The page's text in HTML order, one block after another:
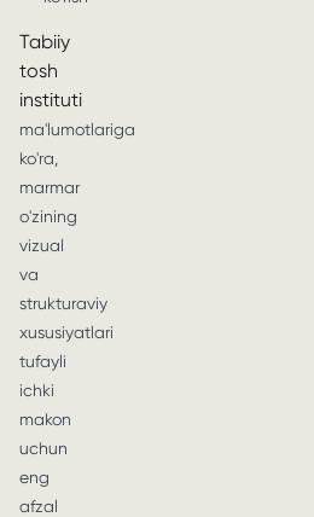
Tabiiy
tosh
instituti
ma'lumotlariga
ko'ra,
marmar
o'zining
vizual
va
strukturaviy
xususiyatlari
tufayli
ichki
makon
uchun
eng
afzal